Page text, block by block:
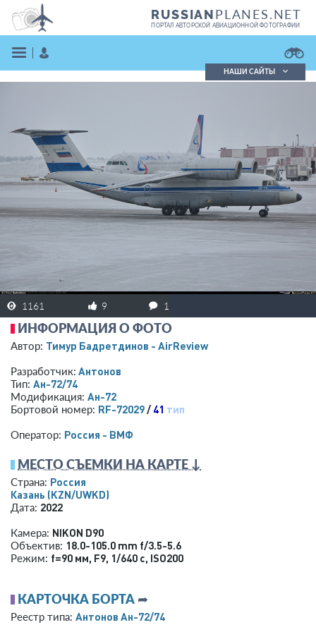
RUSSIANPLANES.NET
ПОРТАЛ АВТОРСКОЙ АВИАЦИОННОЙ ФОТОГРАФИИ
ЗАРЕГИСТРИРОВАТЬСЯ
Подробно
НАШИ САЙТЫ
1161 9 1
ИНФОРМАЦИЯ О ФОТО
Автор: Тимур Бадретдинов - AirReview
Разработчик: Антонов
Тип: Ан-72/74
Модификация: Ан-72
Бортовой номер: RF-72029/ 41 тип
Оператор: Россия - ВМФ
МЕСТО СЪЕМКИ НА КАРТЕ ↓
Страна: Россия
Казань (KZN/UWKD)
Дата: 2022
Камера: NIKON D90
Объектив: 18.0-105.0 mm f/3.5-5.6
Режим: f=90 мм, F9, 1/640 с, ISO200
КАРТОЧКА БОРТА ➦
Реестр типа: Антонов Ан-72/74